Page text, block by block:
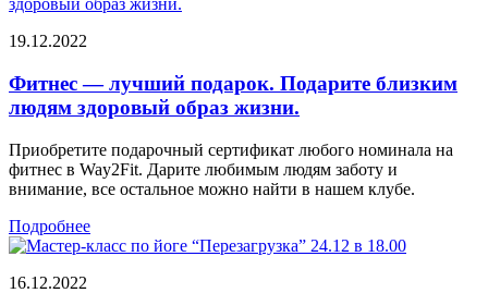
19.12.2022
Фитнес — лучший подарок. Подарите близким
людям здоровый образ жизни.
Приобретите подарочный сертификат любого номинала на
фитнес в Way2Fit. Дарите любимым людям заботу и
внимание, все остальное можно найти в нашем клубе.
Подробнее
16.12.2022